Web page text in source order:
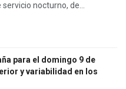
nocturno, de...
para el domingo 9 de
y variabilidad en los